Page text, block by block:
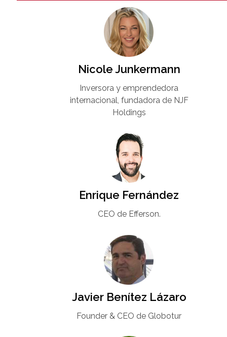
Nicole Junkermann​
Inversora y emprendedora
internacional, fundadora de NJF
Holdings
Enrique Fernández
CEO de Efferson.
Javier Benítez Lázaro
Founder & CEO de Globotur​